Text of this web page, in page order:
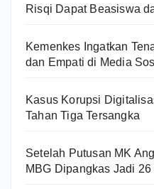
Risqi Dapat Beasiswa
Kemenkes Ingatkan
dan Empati di Media
Kasus Korupsi
Tahan Tiga Tersangka
Setelah Putusan MK
MBG Dipangkas Jadi 26